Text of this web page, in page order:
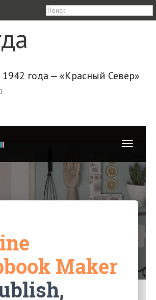
года — «Красный Север»